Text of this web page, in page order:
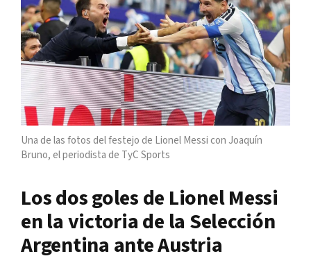
Una de las fotos del festejo de Lionel Messi con Joaquín
Bruno, el periodista de TyC Sports
Los dos goles de Lionel Messi
en la victoria de la Selección
Argentina ante Austria